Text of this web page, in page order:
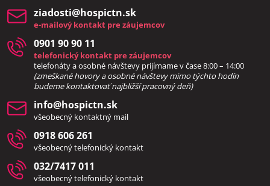
ziadosti​@hospictn​.sk
e-mailový kontakt pre záujemcov
0901 90 90 11
telefonický kontakt pre záujemcov
telefonáty a osobné návštevy prijímame v čase 8:00 – 14:00
(zmeškané hovory a osobné návštevy mimo týchto hodín
budeme kontaktovať najbližší pracovný deň)
info​@hospictn​.sk
všeobecný kontaktný mail
0918 606 261
všeobecný telefonický kontakt
032/7417 011
všeobecný telefonický kontakt